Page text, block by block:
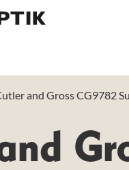
and Gross CG9782